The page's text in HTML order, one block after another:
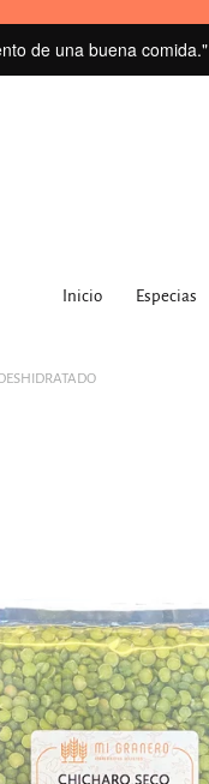
de una buena comida."
Inicio Especias